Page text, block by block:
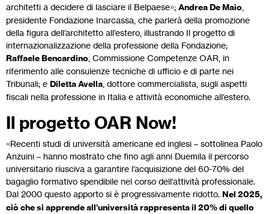
architetti a decidere di lasciare il Belpaese»; Andrea De Maio
presidente Fondazione Inarcassa, che parlerà della promozione
della figura dell’architetto all’estero, illustrando Il progetto di
internazionalizzazione della professione della Fondazione;
Raffaele Bencardino , Commissione Competenze OAR, in
riferimento alle consulenze tecniche di ufficio e di parte nei
Tribunali; e Diletta Avella , dottore commercialista, sugli aspetti
fiscali nella professione in Italia e attività economiche all’estero.
Il progetto OAR Now!
«Recenti studi di università americane ed inglesi – sottolinea Paolo
Anzuini – hanno mostrato che fino agli anni Duemila il percorso
universitario riusciva a garantire l’acquisizione del 60-70% del
bagaglio formativo spendibile nel corso dell’attività professionale.
Dal 2000 questo apporto si è progressivamente ridotto. Nel 2025,
ciò che si apprende all’università rappresenta il 20% di quello